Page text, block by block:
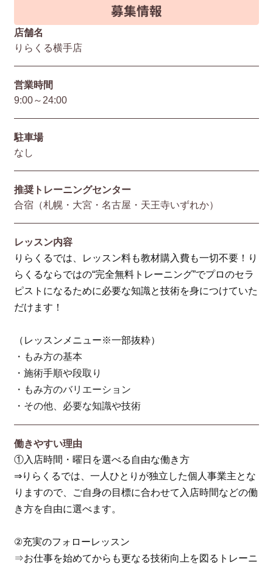
募集情報
店舗名
りらくる横手店
営業時間
9:00～24:00
駐⾞場
なし
推奨トレーニングセンター
合宿（札幌・大宮・名古屋・天王寺いずれか）
レッスン内容
りらくるでは、レッスン料も教材購入費も一切不要！り
らくるならではの“完全無料トレーニング”でプロのセラ
ピストになるために必要な知識と技術を身につけていた
だけます！
（レッスンメニュー※一部抜粋）
・もみ方の基本
・施術手順や段取り
・もみ方のバリエーション
・その他、必要な知識や技術
働きやすい理由
①入店時間・曜日を選べる自由な働き方
⇒りらくるでは、一人ひとりが独立した個人事業主とな
りますので、ご自身の目標に合わせて入店時間などの働
き方を自由に選べます。
②充実のフォローレッスン
⇒お仕事を始めてからも更なる技術向上を図るトレーニ